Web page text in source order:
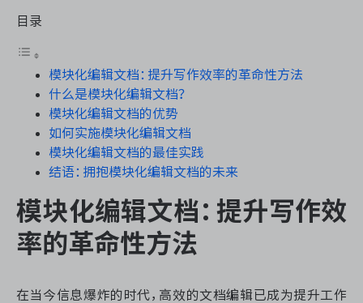
测试管理
研发效能管理
DevOps
资源和工时管理
服务台和工单管理
IPD 研发管理
目录
模块化编辑文档：提升写作效率的革命性方法
什么是模块化编辑文档？
模块化编辑文档的优势
如何实施模块化编辑文档
模块化编辑文档的最佳实践
结语：拥抱模块化编辑文档的未来
模块化编辑文档：提升写作效
率的革命性方法
在当今信息爆炸的时代，高效的文档编辑已成为提升工作